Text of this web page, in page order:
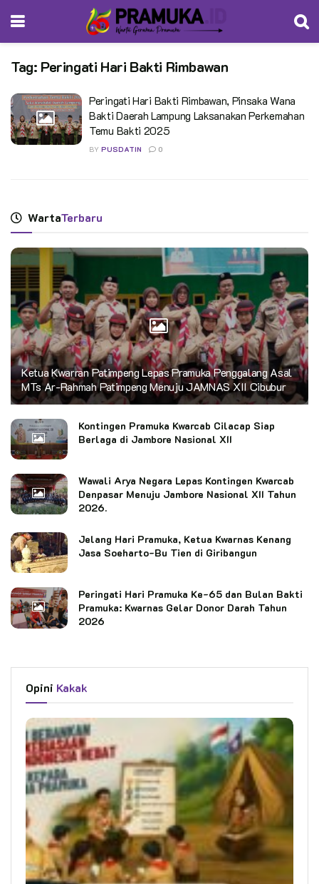
Tag: Peringati Hari Bakti Rimbawan
Peringati Hari Bakti Rimbawan, Pinsaka Wana
Bakti Daerah Lampung Laksanakan Perkemahan
Temu Bakti 2025
BY PUSDATIN 0
WartaTerbaru
Ketua Kwarran Patimpeng Lepas Pramuka Penggalang Asal
MTs Ar-Rahmah Patimpeng Menuju JAMNAS XII Cibubur
Kontingen Pramuka Kwarcab Cilacap Siap
Berlaga di Jambore Nasional XII
Wawali Arya Negara Lepas Kontingen Kwarcab
Denpasar Menuju Jambore Nasional XII Tahun
2026.
Jelang Hari Pramuka, Ketua Kwarnas Kenang
Jasa Soeharto-Bu Tien di Giribangun
Peringati Hari Pramuka Ke-65 dan Bulan Bakti
Pramuka: Kwarnas Gelar Donor Darah Tahun
2026
Opini Kakak